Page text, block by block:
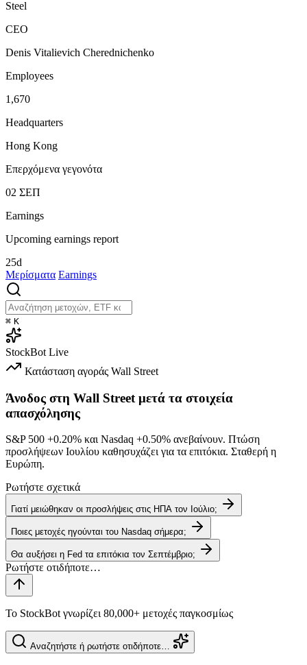
Steel
CEO
Denis Vitalievich Cherednichenko
Employees
1,670
Headquarters
Hong Kong
Επερχόμενα γεγονότα
02 ΣΕΠ
Earnings
Upcoming earnings report
25d
Μερίσματα Earnings
⌘ K
StockBot Live
Κατάσταση αγοράς Wall Street
Άνοδος στη Wall Street μετά τα στοιχεία
απασχόλησης
S&P 500 +0.20% και Nasdaq +0.50% ανεβαίνουν. Πτώση
προσλήψεων Ιουλίου καθησυχάζει για τα επιτόκια. Σταθερή η
Ευρώπη.
Ρωτήστε σχετικά
Γιατί μειώθηκαν οι προσλήψεις στις ΗΠΑ τον Ιούλιο;
Ποιες μετοχές ηγούνται του Nasdaq σήμερα;
Θα αυξήσει η Fed τα επιτόκια τον Σεπτέμβριο;
Το StockBot γνωρίζει 80,000+ μετοχές παγκοσμίως
Αναζητήστε ή ρωτήστε οτιδήποτε…